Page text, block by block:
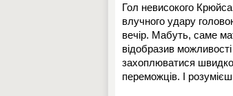
Гол невисокого
влучного удару
вечір. Мабуть, саме
відобразив
захоплюватися
переможців. І